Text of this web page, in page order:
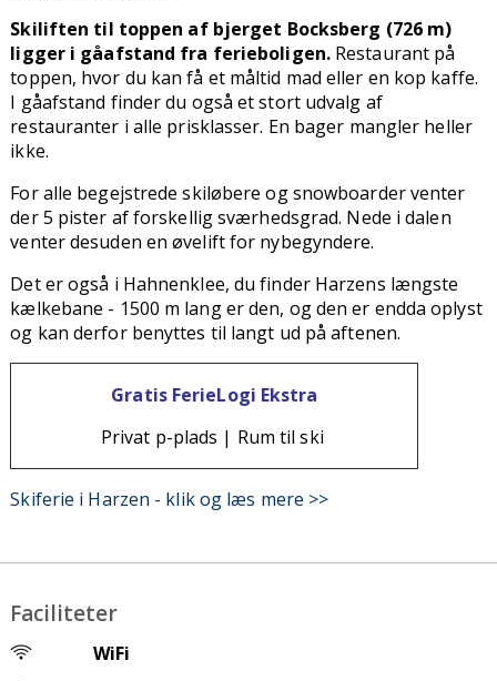
Skiliften til toppen af bjerget Bocksberg (726 m)
ligger i gåafstand fra ferieboligen.Restaurant på
toppen, hvor du kan få et måltid mad eller en kop kaffe.
I gåafstand finder du også et stort udvalg af
restauranter i alle prisklasser. En bager mangler heller
ikke.
For alle begejstrede skiløbere og snowboarder venter
der 5 pister af forskellig sværhedsgrad. Nede i dalen
venter desuden en øvelift for nybegyndere.
Det er også i Hahnenklee, du finder Harzens længste
kælkebane - 1500 m lang er den, og den er endda oplyst
og kan derfor benyttes til langt ud på aftenen.
Gratis FerieLogi Ekstra
Privat p-plads | Rum til ski
Skiferie i Harzen - klik og læs mere >>
Faciliteter
WiFi